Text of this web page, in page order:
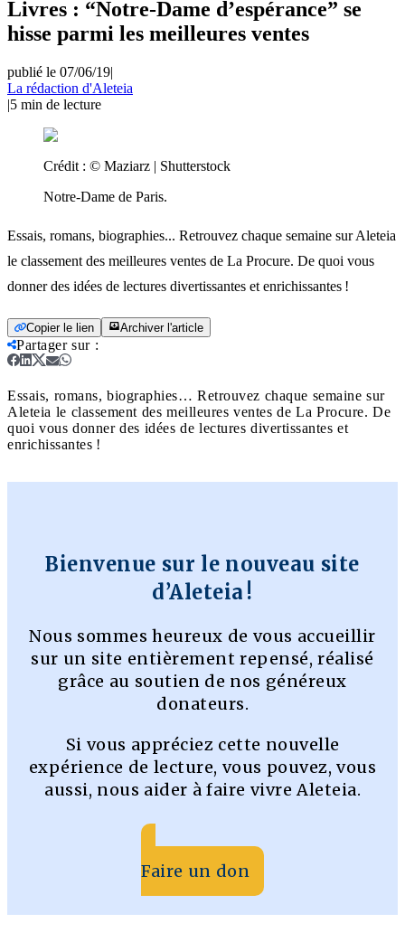
Livres : “Notre-Dame d’espérance” se
hisse parmi les meilleures ventes
publié le 07/06/19|
La rédaction d'Aleteia
|5 min de lecture
Crédit : © Maziarz | Shutterstock
Notre-Dame de Paris.
Essais, romans, biographies... Retrouvez chaque semaine sur Aleteia
le classement des meilleures ventes de La Procure. De quoi vous
donner des idées de lectures divertissantes et enrichissantes !
Copier le lien Archiver l'article
Partager sur:
Essais, romans, biographies… Retrouvez chaque semaine sur
Aleteia le classement des meilleures ventes de La Procure. De
quoi vous donner des idées de lectures divertissantes et
enrichissantes !
Bienvenue sur le nouveau site
d’Aleteia !
Nous sommes heureux de vous accueillir
sur un site entièrement repensé, réalisé
grâce au soutien de nos généreux
donateurs.
Si vous appréciez cette nouvelle
expérience de lecture, vous pouvez, vous
aussi, nous aider à faire vivre Aleteia.
Faire un don